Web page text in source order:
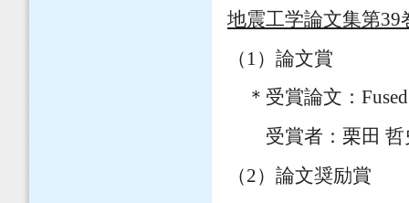
地震工学論文集第39
（1）論文賞
＊受賞論文：
受賞者：栗田 哲
（2）論文奨励賞